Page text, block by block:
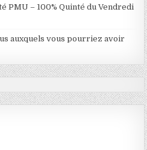
PMU – 100% Quinté du Vendredi
auxquels vous pourriez avoir